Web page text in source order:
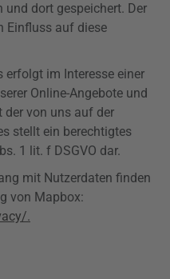
und dort gespeichert. Der
Einfluss auf diese
erfolgt im Interesse einer
Online-Angebote und
der von uns auf der
stellt ein berechtigtes
1 lit. f DSGVO dar.
mit Nutzerdaten finden
von Mapbox:
.